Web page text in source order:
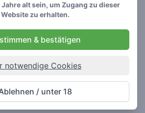
🍃 Smoker
🌱 Roller
🥦 Stoner
Never really lost
alt sein, um Zugang zu dieser
Website zu erhalten.
& bestätigen
notwendige Cookies
/ unter 18